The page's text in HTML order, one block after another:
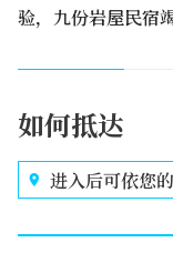
验，九份岩屋民宿
如何抵达
进入后可依您